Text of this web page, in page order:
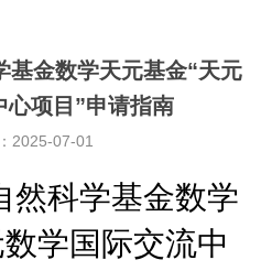
基金数学天元基金“天元
心项目”申请指南
2025-07-01
然科学基金数学
学国际交流中